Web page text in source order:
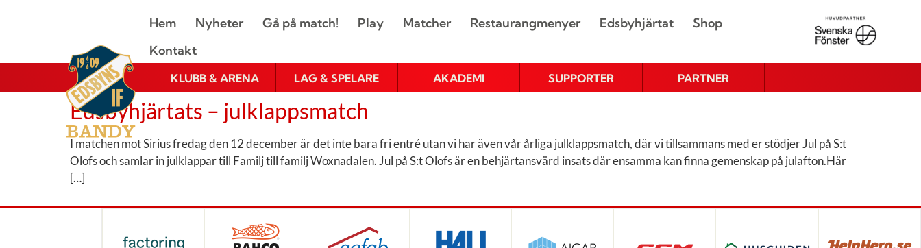
Hem Nyheter Gå på match! Play Matcher Restaurangmenyer Edsbyhjärtat
Shop
Kontakt
KLUBB & ARENA LAG & SPELARE AKADEMI SUPPORTER PARTNER
Edsbyhjärtats – julklappsmatch
I matchen mot Sirius fredag den 12 december är det inte bara fri entré utan vi har även vår årliga julklappsmatch, där vi tillsammans med er stödjer Jul på S:t
Olofs och samlar in julklappar till Familj till familj Woxnadalen. Jul på S:t Olofs är en behjärtansvärd insats där ensamma kan finna gemenskap på julafton.Här
[…]